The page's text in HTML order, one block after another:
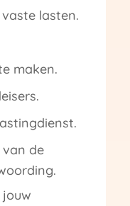
lasten.
maken.
de